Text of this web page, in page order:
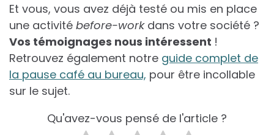
Et vous, vous avez déjà testé ou mis en place
une activité before-workdans votre société ?
Vos témoignages nous intéressent !
Retrouvez également notre guide complet de
la pause café au bureau, pour être incollable
sur le sujet.
Qu'avez-vous pensé de l'article ?